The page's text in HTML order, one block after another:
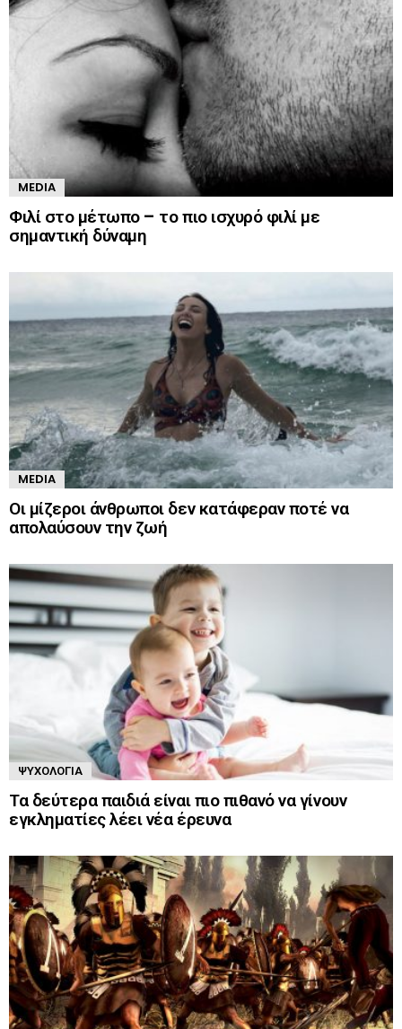
MEDIA
Φιλί στο μέτωπο – το πιο ισχυρό φιλί με
σημαντική δύναμη
MEDIA
Οι μίζεροι άνθρωποι δεν κατάφεραν ποτέ να
απολαύσουν την ζωή
ΨΥΧΟΛΟΓΊΑ
Τα δεύτερα παιδιά είναι πιο πιθανό να γίνουν
εγκληματίες λέει νέα έρευνα